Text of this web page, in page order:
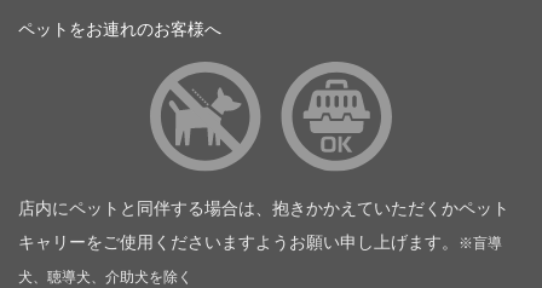
ペットをお連れのお客様へ
店内にペットと同伴する場合は、抱きかかえていただくかペット
キャリーをご使用くださいますようお願い申し上げます。
※盲導
犬、聴導犬、介助犬を除く